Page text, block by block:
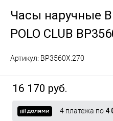
Часы наручные
POLO CLUB
Артикул: BP3560X.270
16 170 руб.
4 платежа по 4